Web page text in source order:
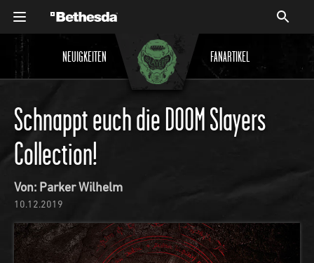
NEUIGKEITEN FANARTIKEL
Schnappt euch die DOOM Slayers
Collection!
Von: Parker Wilhelm
10.12.2019